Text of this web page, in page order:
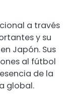
a través
y su
Japón. Sus
al fútbol
de la
global.